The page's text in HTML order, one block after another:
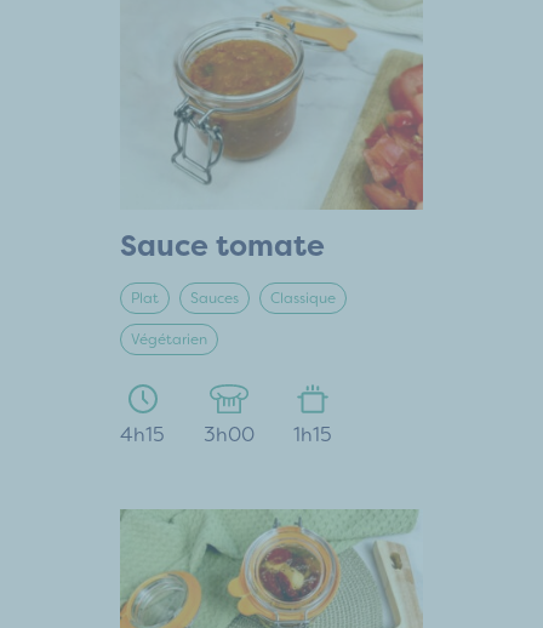
Sauce tomate
Plat Sauces Classique
Végétarien
4h15 3h00 1h15